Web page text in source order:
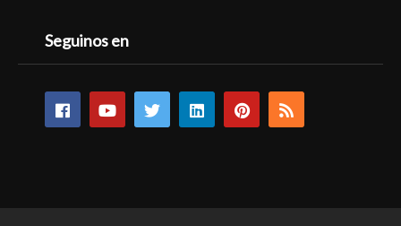
Seguinos en